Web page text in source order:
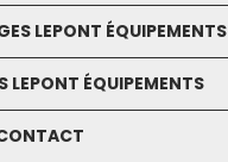
LEPONT ÉQUIPEMENTS
LEPONT ÉQUIPEMENTS